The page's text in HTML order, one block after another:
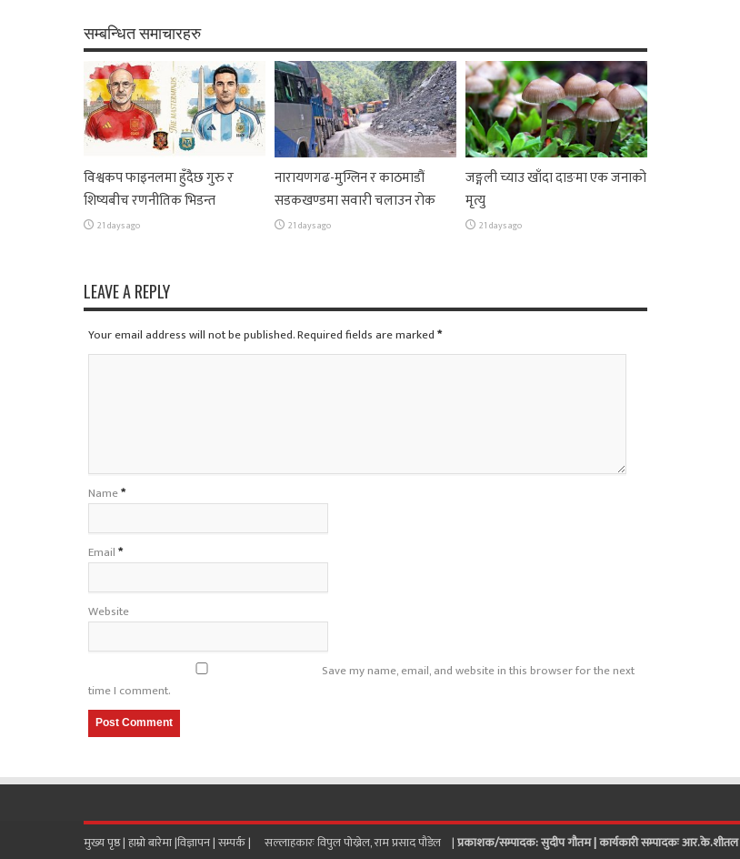
सम्बन्धित समाचारहरु
विश्वकप फाइनलमा हुँदैछ गुरु र
शिष्यबीच रणनीतिक भिडन्त
21 days ago
नारायणगढ-मुग्लिन र काठमाडौं
सडकखण्डमा सवारी चलाउन रोक
21 days ago
जङ्गली च्याउ खाँदा दाङमा एक जनाको
मृत्यु
21 days ago
LEAVE A REPLY
Your email address will not be published. Required fields are marked*
Name*
Email*
Website
Save my name, email, and website in this browser for the next
time I comment.
मुख्य पृष्ठ |हाम्रो बारेमा|विज्ञापन|सम्पर्क| सल्लाहकारः विपुल पोख्रेल, राम प्रसाद पाैडेल |प्रकाशक/सम्पादक: सुदीप गौतम |कार्यकारी सम्पादकः आर.के.शीतल